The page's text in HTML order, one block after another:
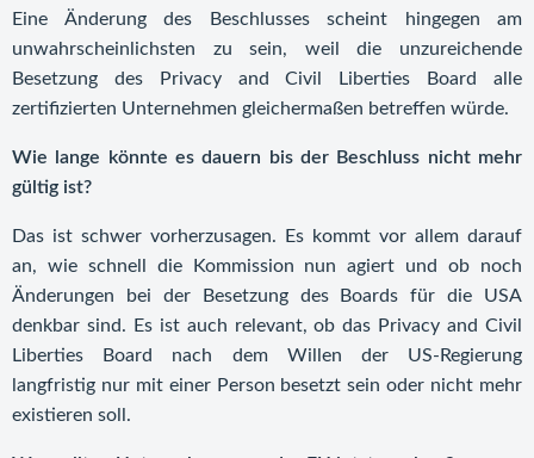
Eine Änderung des Beschlusses scheint hingegen am
unwahrscheinlichsten zu sein, weil die unzureichende
Besetzung des Privacy and Civil Liberties Board alle
zertifizierten Unternehmen gleichermaßen betreffen würde.
Wie lange könnte es dauern bis der Beschluss nicht mehr
gültig ist?
Das ist schwer vorherzusagen. Es kommt vor allem darauf
an, wie schnell die Kommission nun agiert und ob noch
Änderungen bei der Besetzung des Boards für die USA
denkbar sind. Es ist auch relevant, ob das Privacy and Civil
Liberties Board nach dem Willen der US-Regierung
langfristig nur mit einer Person besetzt sein oder nicht mehr
existieren soll.